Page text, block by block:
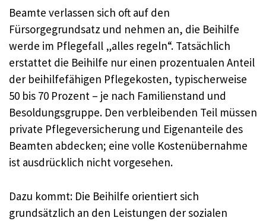
Beamte verlassen sich oft auf den
Fürsorgegrundsatz und nehmen an, die Beihilfe
werde im Pflegefall „alles regeln“. Tatsächlich
erstattet die Beihilfe nur einen prozentualen Anteil
der beihilfefähigen Pflegekosten, typischerweise
50 bis 70 Prozent – je nach Familienstand und
Besoldungsgruppe. Den verbleibenden Teil müssen
private Pflegeversicherung und Eigenanteile des
Beamten abdecken; eine volle Kostenübernahme
ist ausdrücklich nicht vorgesehen.​
Dazu kommt: Die Beihilfe orientiert sich
grundsätzlich an den Leistungen der sozialen